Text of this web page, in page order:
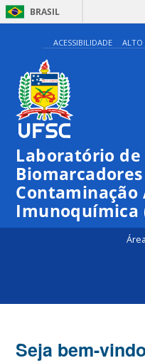
BRASIL
ACESSIBILIDADE ALTO
Laboratório de
Contaminação
Imunoquímica
Seja bem-